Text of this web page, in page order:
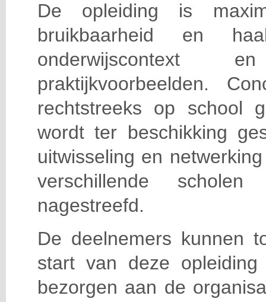
De opleiding is
bruikbaarheid en
praktijkvoorbeelden.
rechtstreeks op school
wordt ter beschikking
uitwisseling en
verschillende scholen
nagestreefd.
De deelnemers kunnen
start van deze
bezorgen aan de